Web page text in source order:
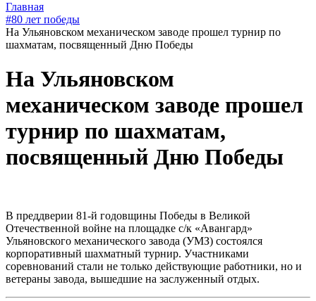
Главная
#80 лет победы
На Ульяновском механическом заводе прошел турнир по
шахматам, посвященный Дню Победы
На Ульяновском
механическом заводе прошел
турнир по шахматам,
посвященный Дню Победы
В преддверии 81-й годовщины Победы в Великой
Отечественной войне на площадке с/к «Авангард»
Ульяновского механического завода (УМЗ) состоялся
корпоративный шахматный турнир. Участниками
соревнований стали не только действующие работники, но и
ветераны завода, вышедшие на заслуженный отдых.